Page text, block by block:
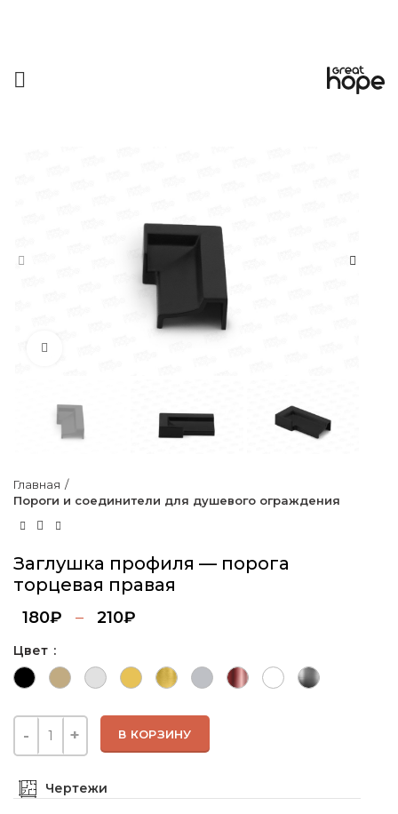
Главная
Пороги и соединители для душевого ограждения
Заглушка профиля — порога
торцевая правая
180₽ – 210₽
Цвет
В КОРЗИНУ
Чертежи